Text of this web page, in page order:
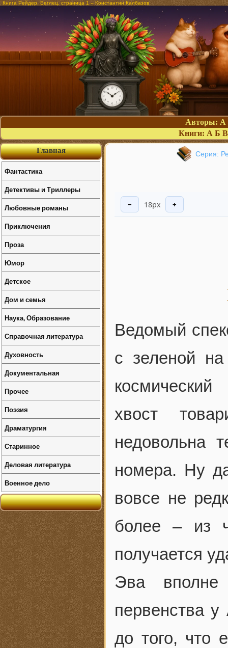
Книга Рейдер. Беглец, страница 1 – Константин Калбазов
Авторы: А
Книги: А Б В
Серия:
− 18px +
Ведомый
с зеленой
хвост
недовольна
номера. Ну
вовсе не
более – из
получается
Эва вполне
первенства
до того, что
Главная
Фантастика
Детективы и Триллеры
Любовные романы
Приключения
Проза
Юмор
Детское
Дом и семья
Наука, Образование
Справочная литература
Духовность
Документальная
Прочее
Поэзия
Драматургия
Старинное
Деловая литература
Военное дело